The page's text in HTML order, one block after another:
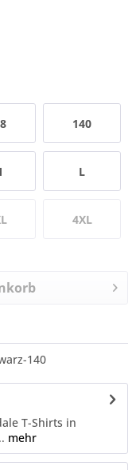
140
L
4XL
140
T-Shirts in
mehr